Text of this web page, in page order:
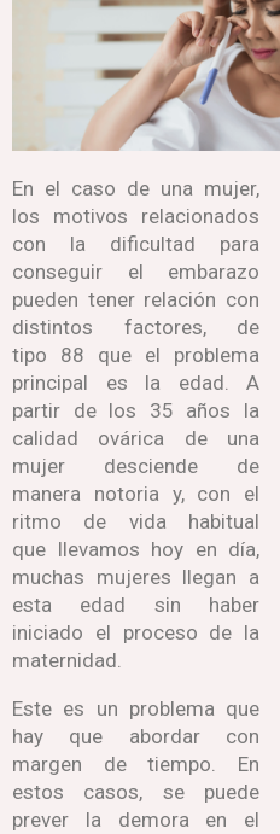
En el caso de una mujer,
los motivos relacionados
con la dificultad para
conseguir el embarazo
pueden tener relación con
distintos factores, de
tipo 88 que el problema
principal es la edad. A
partir de los 35 años la
calidad ovárica de una
mujer desciende de
manera notoria y, con el
ritmo de vida habitual
que llevamos hoy en día,
muchas mujeres llegan a
esta edad sin haber
iniciado el proceso de la
maternidad.
Este es un problema que
hay que abordar con
margen de tiempo. En
estos casos, se puede
prever la demora en el